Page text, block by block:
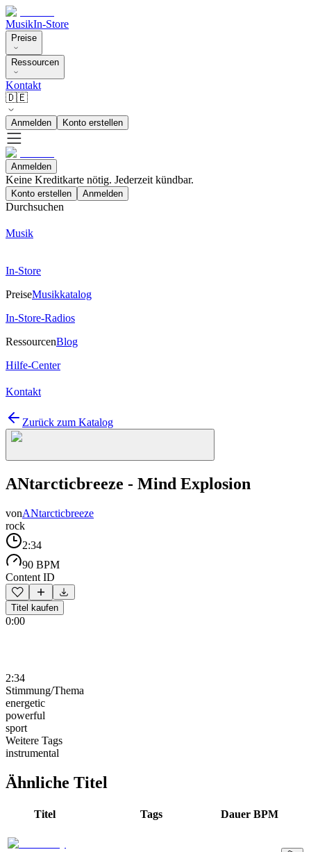
MusikIn-Store
Preise
Ressourcen
Kontakt
🇩🇪
Anmelden Konto erstellen
Anmelden
Keine Kreditkarte nötig. Jederzeit kündbar.
Konto erstellen Anmelden
Durchsuchen
Musik
In-Store
PreiseMusikkatalog
In-Store-Radios
RessourcenBlog
Hilfe-Center
Kontakt
Zurück zum Katalog
ANtarcticbreeze - Mind Explosion
vonANtarcticbreeze
rock
2:34
90 BPM
Content ID
Titel kaufen
0:00
2:34
Stimmung/Thema
energetic
powerful
sport
Weitere Tags
instrumental
Ähnliche Titel
Titel Tags Dauer BPM